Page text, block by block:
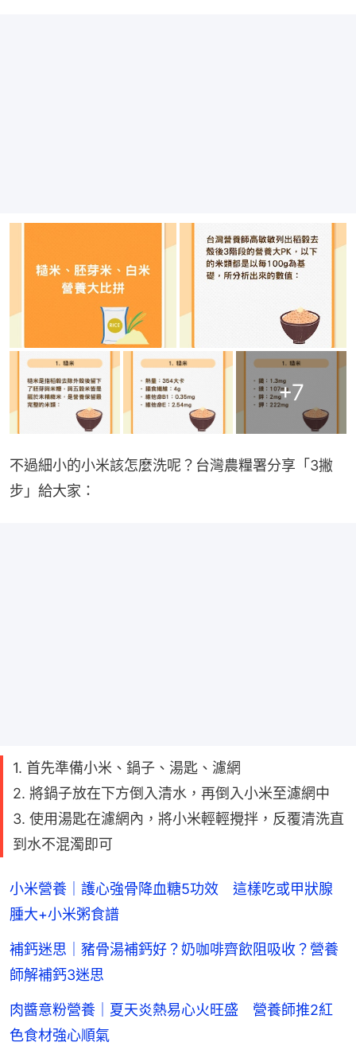
+7
不過細小的小米該怎麼洗呢？台灣農糧署分享「3撇
步」給大家：
1. 首先準備小米、鍋子、湯匙、濾網
2. 將鍋子放在下方倒入清水，再倒入小米至濾網中
3. 使用湯匙在濾網內，將小米輕輕攪拌，反覆清洗直
到水不混濁即可
小米營養｜護心強骨降血糖5功效 這樣吃或甲狀腺
腫大+小米粥食譜
補鈣迷思｜豬骨湯補鈣好？奶咖啡齊飲阻吸收？營養
師解補鈣3迷思
肉醬意粉營養｜夏天炎熱易心火旺盛 營養師推2紅
色食材強心順氣